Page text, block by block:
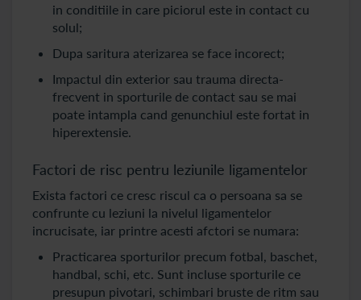
in conditiile in care piciorul este in contact cu
solul;
Dupa saritura aterizarea se face incorect;
Impactul din exterior sau trauma directa-
frecvent in sporturile de contact sau se mai
poate intampla cand genunchiul este fortat in
hiperextensie.
Factori de risc pentru leziunile ligamentelor
Exista factori ce cresc riscul ca o persoana sa se
confrunte cu leziuni la nivelul ligamentelor
incrucisate, iar printre acesti afctori se numara:
Practicarea sporturilor precum fotbal, baschet,
handbal, schi, etc. Sunt incluse sporturile ce
presupun pivotari, schimbari bruste de ritm sau